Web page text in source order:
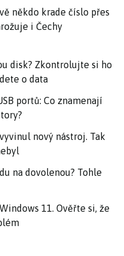
někdo krade číslo přes
i Čechy
disk? Zkontrolujte si ho
o data
portů: Co znamenají
nový nástroj. Tak
na dovolenou? Tohle
11. Ověřte si, že